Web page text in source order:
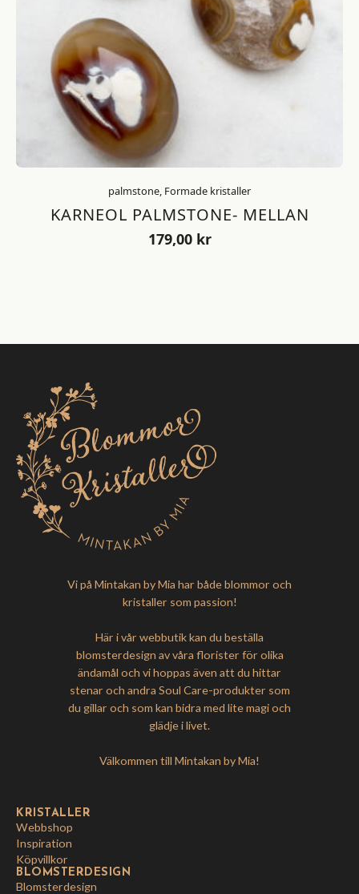
palmstone, Formade kristaller
KARNEOL PALMSTONE- MELLAN
179,00 kr
Vi på Mintakan by Mia har både blommor och
kristaller som passion!
Här i vår webbutik kan du beställa
blomsterdesign av våra florister för olika
ändamål och vi hoppas även att du hittar
stenar och andra Soul Care-produkter som
du gillar och som kan bidra med lite magi och
glädje i livet.
Välkommen till Mintakan by Mia!
KRISTALLER
Webbshop
Inspiration
Köpvillkor
BLOMSTERDESIGN
Blomsterdesign